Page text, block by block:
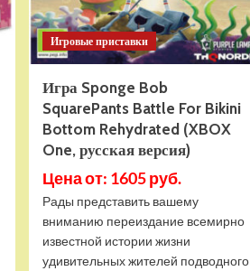
Игровые приставки
Игра Sponge Bob
SquarePants Battle For Bikini
Bottom Rehydrated (XBOX
One, русская версия)
Цена от: 1605 руб.
Рады представить вашему
вниманию переиздание всемирно
известной истории жизни
удивительных жителей подводного